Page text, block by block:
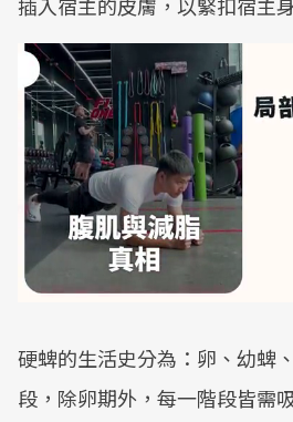
硬蜱的生活史分為：卵、幼蜱
段，除卵期外，每一階段皆需